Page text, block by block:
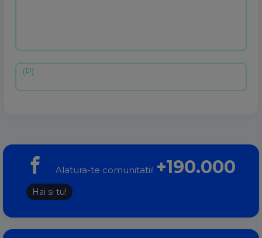
Alatura-te comunitatii! +190.000
Hai si tu!